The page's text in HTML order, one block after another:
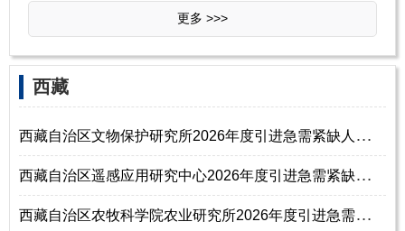
更多 >>>
‌西‌藏
西
藏自治区文物保护研究所2026年度引进急需紧缺人才公告
西
藏自治区遥感应用研究中心2026年度引进急需紧缺人才公告
西
藏自治区农牧科学院农业研究所2026年度引进急需紧缺人才公告